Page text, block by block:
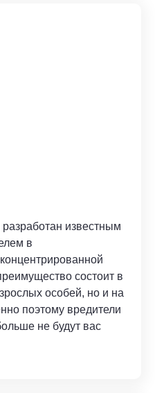
известным
в
состоит в
особей, но и на
поэтому вредители
не будут вас